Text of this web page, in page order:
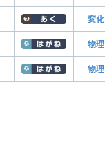
変化
物理
物理